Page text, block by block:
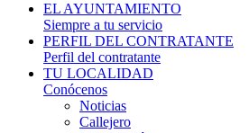
EL AYUNTAMIENTO
Siempre a tu servicio
PERFIL DEL CONTRATANTE
Perfil del contratante
TU LOCALIDAD
Conócenos
Noticias
Callejero